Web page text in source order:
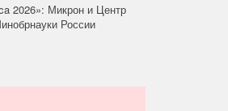
2026»: Микрон и Центр
России